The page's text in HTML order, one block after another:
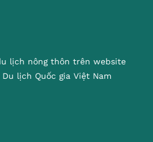
lịch nông thôn trên website
lịch Quốc gia Việt Nam